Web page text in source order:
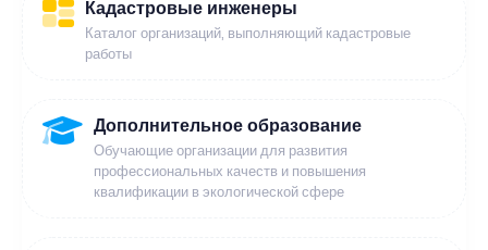
Кадастровые инженеры
Каталог организаций, выполняющий кадастровые
работы
Дополнительное образование
Обучающие организации для развития
профессиональных качеств и повышения
квалификации в экологической сфере